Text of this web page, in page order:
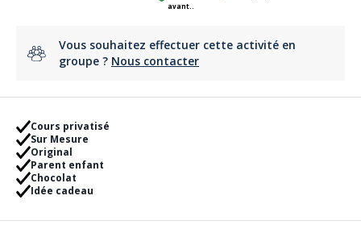
avant..
Vous souhaitez effectuer cette activité en
groupe ? Nous contacter
Cours privatisé
Sur Mesure
Original
Parent enfant
Chocolat
Idée cadeau